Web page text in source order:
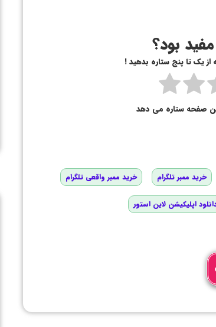
بود؟
از یک تا پنج ستاره بدهید !
صفحه ستاره می دهد
خرید ممبر تلگرام خرید ممبر واقعی تلگرام
اپلیکیشن لاین استور